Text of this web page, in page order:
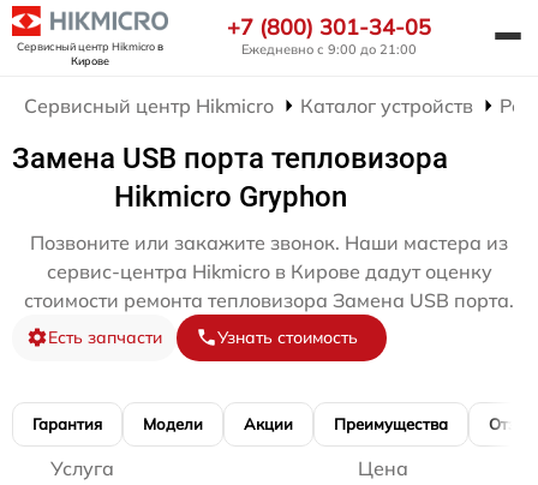
Сервисный центр Hikmicroв
Кирове
+7 (800) 301-34-05
Ежедневно с 9:00 до 21:00
Сервисный центр Hikmicro Каталог устройств
Замена USB порта тепловизора
Hikmicro Gryphon
Позвоните или закажите звонок. Наши мастера из
сервис-центра Hikmicro в Кирове дадут оценку
стоимости ремонта тепловизора Замена USB порта.
Есть запчасти Узнать стоимость
Гарантия Модели Акции Преимущества
Услуга Цена